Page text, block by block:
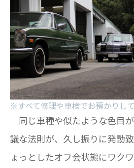
※すべて修理や車検でお預かりして
同じ車種や似たような色目
議な法則が、久し振りに発動
ょっとしたオフ会状態にワク